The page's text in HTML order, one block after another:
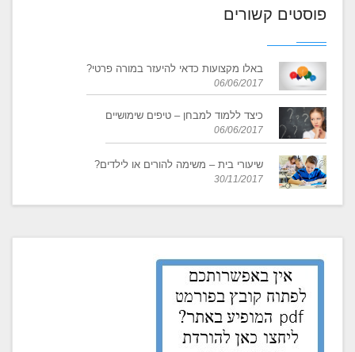
פוסטים קשורים
באלו מקצועות כדאי להיעזר במורה פרטי?
06/06/2017
כיצד ללמוד למבחן – טיפים שימושיים
06/06/2017
​שיעורי בית – משימה להורים או לילדים?
30/11/2017